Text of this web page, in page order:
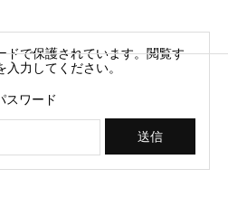
ドで保護されています。閲覧す
力してください。
スワード